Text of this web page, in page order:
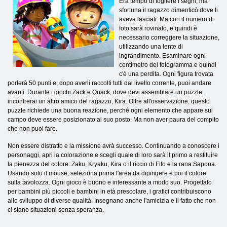
sfortuna il ragazzo dimenticò dove li
aveva lasciati. Ma con il numero di
foto sarà rovinato, e quindi è
necessario correggere la situazione,
utilizzando una lente di
ingrandimento. Esaminare ogni
centimetro del fotogramma e quindi
c'è una perdita. Ogni figura trovata
porterà 50 punti e, dopo averli raccolti tutti dal livello corrente, puoi andare
avanti. Durante i giochi Zack e Quack, dove devi assemblare un puzzle,
incontrerai un altro amico del ragazzo, Kira. Oltre all'osservazione, questo
puzzle richiede una buona reazione, perché ogni elemento che appare sul
campo deve essere posizionato al suo posto. Ma non aver paura del compito
che non puoi fare.
Non essere distratto e la missione avrà successo. Continuando a conoscere i
personaggi, apri la colorazione e scegli quale di loro sarà il primo a restituire
la pienezza del colore: Zaku, Kryaku, Kira o il riccio di Fifo e la rana Sapona.
Usando solo il mouse, seleziona prima l'area da dipingere e poi il colore
sulla tavolozza. Ogni gioco è buono e interessante a modo suo. Progettato
per bambini più piccoli e bambini in età prescolare, i grafici contribuiscono
allo sviluppo di diverse qualità. Insegnano anche l'amicizia e il fatto che non
ci siano situazioni senza speranza.